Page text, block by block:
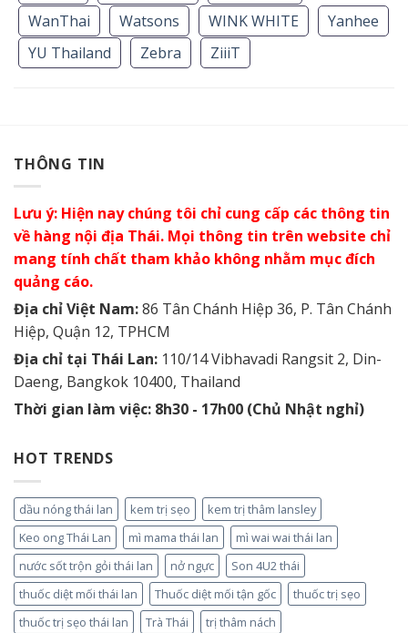
WanThai
Watsons WINK WHITE
Yanhee
YU Thailand
Zebra ZiiiT
THÔNG TIN
Lưu ý: Hiện nay chúng tôi chỉ cung cấp các thông tin
về hàng nội địa Thái. Mọi thông tin trên website chỉ
mang tính chất tham khảo không nhằm mục đích
quảng cáo.
Địa chỉ Việt Nam:86 Tân Chánh Hiệp 36, P. Tân Chánh
Hiệp, Quận 12, TPHCM
Địa chỉ tại Thái Lan: 110/14 Vibhavadi Rangsit 2, Din-
Daeng, Bangkok 10400, Thailand
Thời gian làm việc: 8h30 - 17h00 (Chủ Nhật nghỉ)
HOT TRENDS
dầu nóng thái lan kem trị sẹo
kem trị thâm lansley
Keo ong Thái Lan
mì mama thái lan
mì wai wai thái lan
nước sốt trộn gỏi thái lan
nở ngực
Son 4U2 thái
thuốc diệt mối thái lan
Thuốc diệt mối tận gốc
thuốc trị sẹo
thuốc trị sẹo thái lan
Trà Thái
trị thâm nách